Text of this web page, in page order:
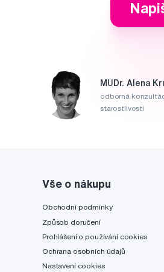
MUDr. Alena
odborná
starostlivosti
Vše o nákupu
Obchodní podmínky
Způsob doručení
Prohlášení o používání cookies
Ochrana osobních údajů
Nastavení cookies